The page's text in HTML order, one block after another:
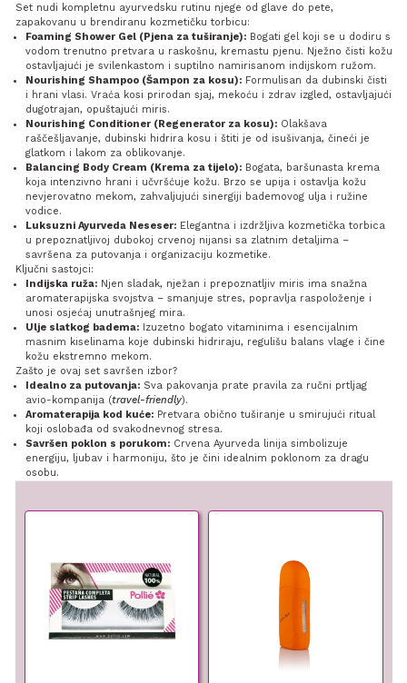
Set nudi kompletnu ayurvedsku rutinu njege od glave do pete,
zapakovanu u brendiranu kozmetičku torbicu:
Foaming Shower Gel (Pjena za tuširanje):Bogati gel koji se u dodiru s
vodom trenutno pretvara u raskošnu, kremastu pjenu. Nježno čisti kožu
ostavljajući je svilenkastom i suptilno namirisanom indijskom ružom.
Nourishing Shampoo (Šampon za kosu):Formulisan da dubinski čisti
i hrani vlasi. Vraća kosi prirodan sjaj, mekoću i zdrav izgled, ostavljajući
dugotrajan, opuštajući miris.
Nourishing Conditioner (Regenerator za kosu):Olakšava
raščešljavanje, dubinski hidrira kosu i štiti je od isušivanja, čineći je
glatkom i lakom za oblikovanje.
Balancing Body Cream (Krema za tijelo):Bogata, baršunasta krema
koja intenzivno hrani i učvršćuje kožu. Brzo se upija i ostavlja kožu
nevjerovatno mekom, zahvaljujući sinergiji bademovog ulja i ružine
vodice.
Luksuzni Ayurveda Neseser:Elegantna i izdržljiva kozmetička torbica
u prepoznatljivoj dubokoj crvenoj nijansi sa zlatnim detaljima –
savršena za putovanja i organizaciju kozmetike.
Ključni sastojci:
Indijska ruža:Njen sladak, nježan i prepoznatljiv miris ima snažna
aromaterapijska svojstva – smanjuje stres, popravlja raspoloženje i
unosi osjećaj unutrašnjeg mira.
Ulje slatkog badema:Izuzetno bogato vitaminima i esencijalnim
masnim kiselinama koje dubinski hidriraju, regulišu balans vlage i čine
kožu ekstremno mekom.
Zašto je ovaj set savršen izbor?
Idealno za putovanja:Sva pakovanja prate pravila za ručni prtljag
avio-kompanija (travel-friendly).
Aromaterapija kod kuće:Pretvara obično tuširanje u smirujući ritual
koji oslobađa od svakodnevnog stresa.
Savršen poklon s porukom:Crvena Ayurveda linija simbolizuje
energiju, ljubav i harmoniju, što je čini idealnim poklonom za dragu
osobu.